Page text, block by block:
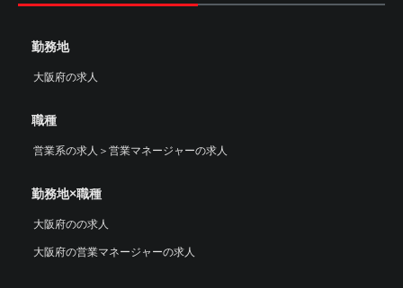
勤務地
大阪府の求人
職種
営業系の求人 ＞ 営業マネージャーの求人
勤務地×職種
大阪府のの求人
大阪府の営業マネージャーの求人